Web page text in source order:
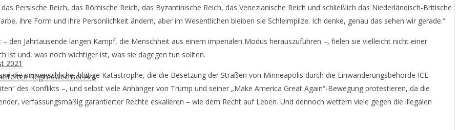
2021
Regimewechsel-Ära
Persische Reich, das Römische Reich, das Byzantinische Reich, das Venezianische Reich und schließlich das Niederländisch-Britische
ihre Form und ihre Persönlichkeit ändern, aber im Wesentlichen bleiben sie Schleimpilze. Ich denke, genau das sehen wir gerade.“
den Jahrtausende langen Kampf, die Menschheit aus einem imperialen Modus herauszuführen –, fielen sie vielleicht nicht einer
ist und, was noch wichtiger ist, was sie dagegen tun sollten.
die unmenschliche, blutige Katastrophe, die die Besetzung der Straßen von Minneapolis durch die Einwanderungsbehörde ICE
des Konflikts –, und selbst viele Anhänger von Trump und seiner „Make America Great Again“-Bewegung protestieren, da die
verfassungsmäßig garantierter Rechte eskalieren – wie dem Recht auf Leben. Und dennoch wettern viele gegen die illegalen